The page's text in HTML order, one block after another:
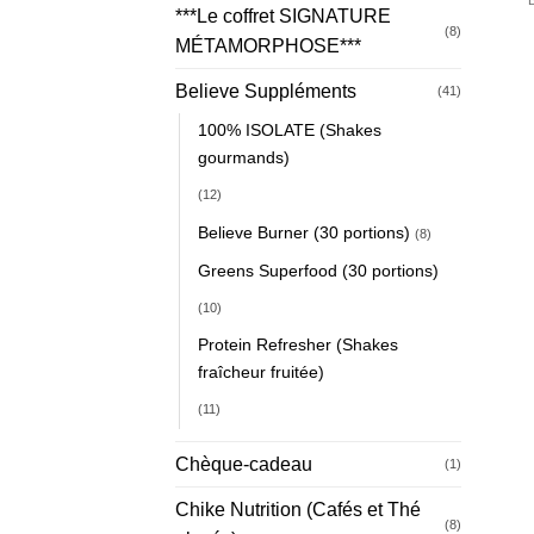
***Le coffret SIGNATURE
MÉTAMORPHOSE***
(8)
Believe Suppléments (41)
100% ISOLATE (Shakes
gourmands)
(12)
Believe Burner (30 portions) (8)
Greens Superfood (30 portions)
(10)
Protein Refresher (Shakes
fraîcheur fruitée)
(11)
Chèque-cadeau (1)
Chike Nutrition (Cafés et Thé
(8)